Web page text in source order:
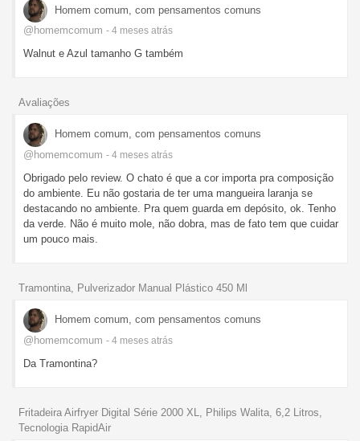
Homem comum, com pensamentos comuns
@homemcomum - 4 meses atrás
Walnut e Azul tamanho G também
Avaliações
Homem comum, com pensamentos comuns
@homemcomum - 4 meses atrás
Obrigado pelo review. O chato é que a cor importa pra composição
do ambiente. Eu não gostaria de ter uma mangueira laranja se
destacando no ambiente. Pra quem guarda em depósito, ok. Tenho
da verde. Não é muito mole, não dobra, mas de fato tem que cuidar
um pouco mais.
Tramontina, Pulverizador Manual Plástico 450 Ml
Homem comum, com pensamentos comuns
@homemcomum - 4 meses atrás
Da Tramontina?
Fritadeira Airfryer Digital Série 2000 XL, Philips Walita, 6,2 Litros,
Tecnologia RapidAir